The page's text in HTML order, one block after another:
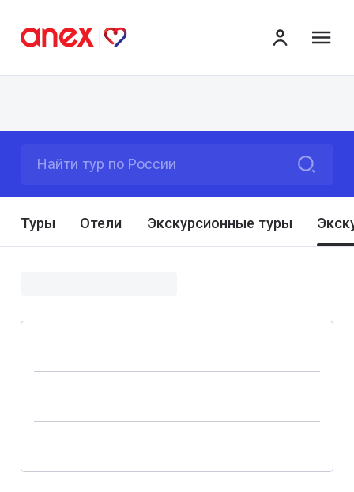
Найти тур по России
Туры Отели Экскурсионные туры